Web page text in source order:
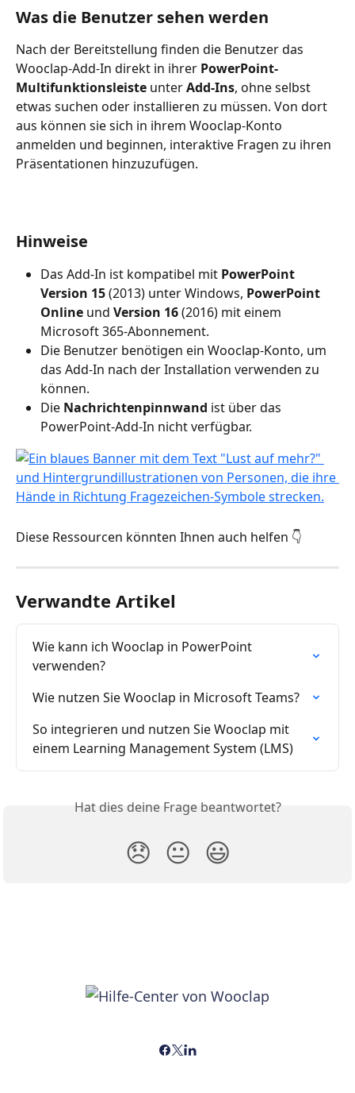
Was die Benutzer sehen werden
Nach der Bereitstellung finden die Benutzer das
Wooclap-Add-In direkt in ihrer PowerPoint-
Multifunktionsleiste unter Add-Ins, ohne selbst
etwas suchen oder installieren zu müssen. Von dort
aus können sie sich in ihrem Wooclap-Konto
anmelden und beginnen, interaktive Fragen zu ihren
Präsentationen hinzuzufügen.
Hinweise
Das Add-In ist kompatibel mit PowerPoint
Version 15 (2013) unter Windows, PowerPoint
Online und Version 16 (2016) mit einem
Microsoft 365-Abonnement.
Die Benutzer benötigen ein Wooclap-Konto, um
das Add-In nach der Installation verwenden zu
können.
Die Nachrichtenpinnwand ist über das
PowerPoint-Add-In nicht verfügbar.
Diese Ressourcen könnten Ihnen auch helfen 👇
Verwandte Artikel
Wie kann ich Wooclap in PowerPoint
verwenden?
Wie nutzen Sie Wooclap in Microsoft Teams?
So integrieren und nutzen Sie Wooclap mit
einem Learning Management System (LMS)
Hat dies deine Frage beantwortet?
😞 😐 😃